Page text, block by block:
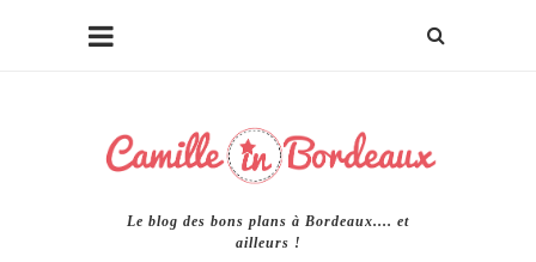
Le blog des bons plans à Bordeaux.... et
ailleurs !